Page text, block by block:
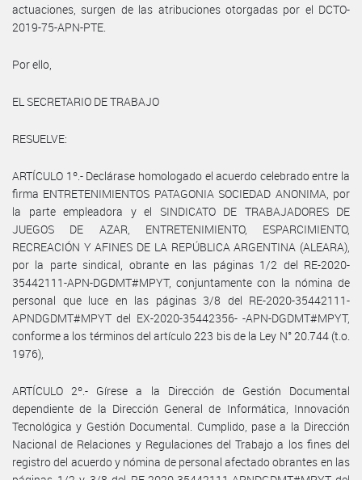
actuaciones, surgen de las atribuciones otorgadas por el DCTO-
2019-75-APN-PTE.
Por ello,
EL SECRETARIO DE TRABAJO
RESUELVE:
ARTÍCULO 1º.- Declárase homologado el acuerdo celebrado entre la
firma ENTRETENIMIENTOS PATAGONIA SOCIEDAD ANONIMA, por
la parte empleadora y el SINDICATO DE TRABAJADORES DE
JUEGOS DE AZAR, ENTRETENIMIENTO, ESPARCIMIENTO,
RECREACIÓN Y AFINES DE LA REPÚBLICA ARGENTINA (ALEARA),
por la parte sindical, obrante en las páginas 1/2 del RE-2020-
35442111-APN-DGDMT#MPYT, conjuntamente con la nómina de
personal que luce en las páginas 3/8 del RE-2020-35442111-
APNDGDMT#MPYT del EX-2020-35442356- -APN-DGDMT#MPYT,
conforme a los términos del artículo 223 bis de la Ley N° 20.744 (t.o.
1976),
ARTÍCULO 2º.- Gírese a la Dirección de Gestión Documental
dependiente de la Dirección General de Informática, Innovación
Tecnológica y Gestión Documental. Cumplido, pase a la Dirección
Nacional de Relaciones y Regulaciones del Trabajo a los fines del
registro del acuerdo y nómina de personal afectado obrantes en las